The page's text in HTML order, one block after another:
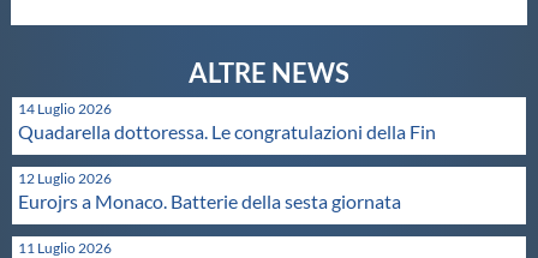
14 Luglio 2026
Quadarella dottoressa. Le congratulazioni della Fin
12 Luglio 2026
Eurojrs a Monaco. Batterie della sesta giornata
11 Luglio 2026